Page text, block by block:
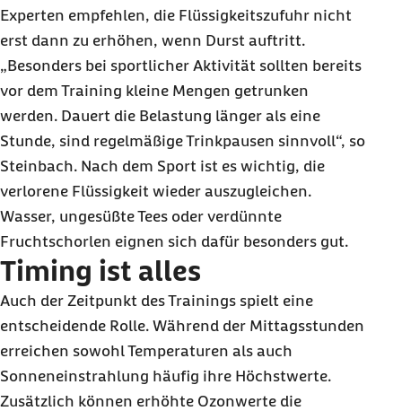
Experten empfehlen, die Flüssigkeitszufuhr nicht
erst dann zu erhöhen, wenn Durst auftritt.
„Besonders bei sportlicher Aktivität sollten bereits
vor dem Training kleine Mengen getrunken
werden. Dauert die Belastung länger als eine
Stunde, sind regelmäßige Trinkpausen sinnvoll“, so
Steinbach. Nach dem Sport ist es wichtig, die
verlorene Flüssigkeit wieder auszugleichen.
Wasser, ungesüßte Tees oder verdünnte
Fruchtschorlen eignen sich dafür besonders gut.
Timing ist alles
Auch der Zeitpunkt des Trainings spielt eine
entscheidende Rolle. Während der Mittagsstunden
erreichen sowohl Temperaturen als auch
Sonneneinstrahlung häufig ihre Höchstwerte.
Zusätzlich können erhöhte Ozonwerte die